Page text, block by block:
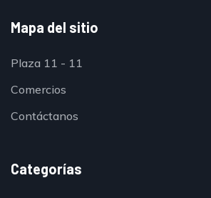
Mapa del sitio
Plaza 11 - 11
Comercios
Contáctanos
Categorías